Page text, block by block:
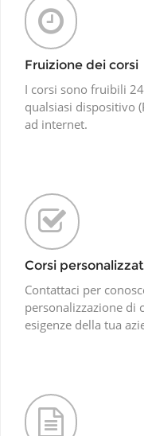
Fruizione dei corsi
I corsi sono fruibili
qualsiasi dispositivo
ad internet.
Corsi
Contattaci per
personalizzazione di
esigenze della tua